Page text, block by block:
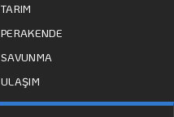
TARIM
PERAKENDE
SAVUNMA
ULAŞIM